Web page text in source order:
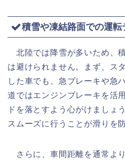
積雪や凍結路面での運転
北陸では降雪が多いため、
は避けられません。まず、ス
した車でも、急ブレーキや急
道ではエンジンブレーキを活
ドを落とすよう心がけましょ
スムーズに行うことが滑りを
さらに、車間距離を通常よ